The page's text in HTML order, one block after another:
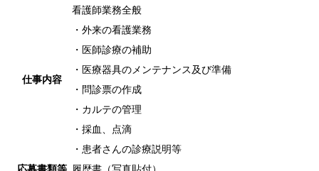
仕事内容
看護師業務全般
・外来の看護業務
・医師診療の補助
・医療器具のメンテナンス及び準備
・問診票の作成
・カルテの管理
・採血、点滴
・患者さんの診療説明等